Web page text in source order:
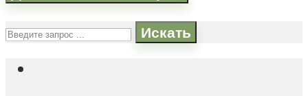
Искать